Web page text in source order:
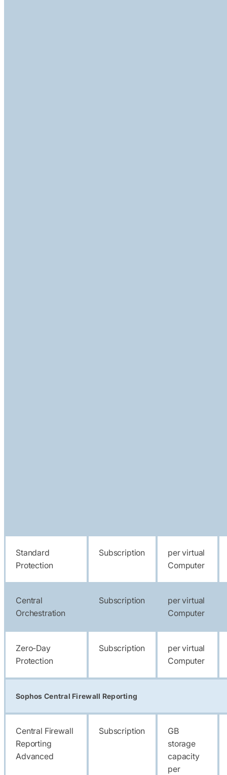
Standard
Protection
Subscription
per virtual
Computer
Central
Orchestration
Subscription
per virtual
Computer
Zero-Day
Protection
Subscription
per virtual
Computer
Sophos Central Firewall Reporting
Central Firewall
Reporting
Advanced
Subscription
GB
storage
capacity
per